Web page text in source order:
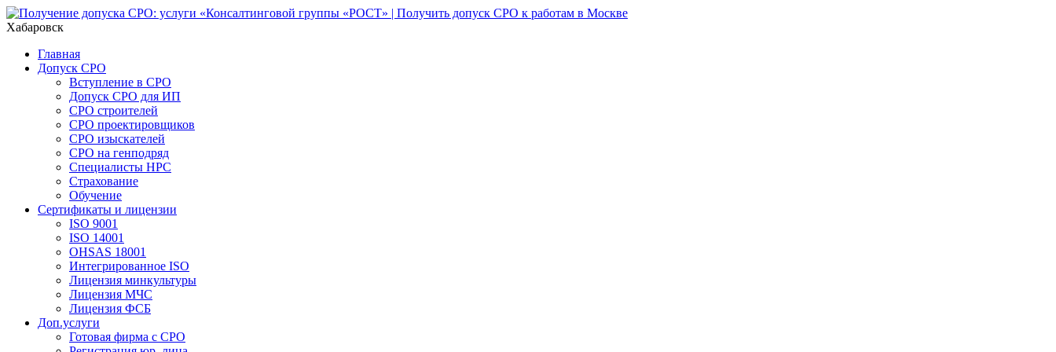
Хабаровск
Главная
Допуск СРО
Вступление в СРО
Допуск СРО для ИП
СРО строителей
СРО проектировщиков
СРО изыскателей
СРО на генподряд
Специалисты НРС
Страхование
Обучение
Сертификаты и лицензии
ISO 9001
ISO 14001
OHSAS 18001
Интегрированное ISO
Лицензия минкультуры
Лицензия МЧС
Лицензия ФСБ
Доп.услуги
Готовая фирма с СРО